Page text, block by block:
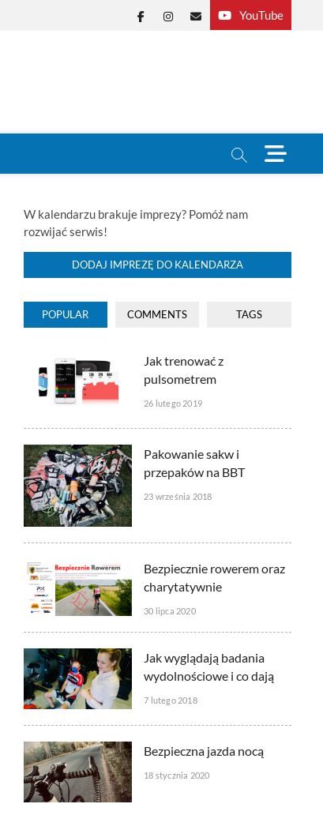
YouTube
Facebook
Instagram
E-
M
e
n
o
W kalendarzu brakuje imprezy? Pomóż nam
rozwijać serwis!
DODAJ IMPREZĘ DO KALENDARZA
POPULAR COMMENTS TAGS
Jak trenować z
pulsometrem
26 lutego 2019
Pakowanie sakw i
przepaków na BBT
23 września 2018
Bezpiecznie rowerem oraz
charytatywnie
30 lipca 2020
Jak wyglądają badania
wydolnościowe i co dają
7 lutego 2018
Bezpieczna jazda nocą
18 stycznia 2020